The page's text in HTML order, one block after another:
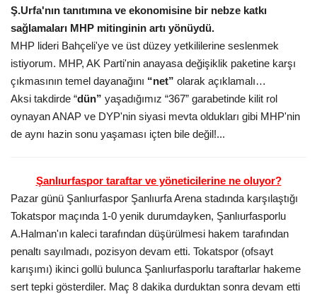
Ş.Urfa'nın tanıtımına ve ekonomisine bir nebze katkı
sağlamaları MHP mitinginin artı yönüydü.
MHP lideri Bahçeli'ye ve üst düzey yetkililerine seslenmek
istiyorum. MHP, AK Parti'nin anayasa değişiklik paketine karşı
çıkmasının temel dayanağını “net” olarak açıklamalı…
Aksi takdirde “dün” yaşadığımız “367” garabetinde kilit rol
oynayan ANAP ve DYP'nin siyasi mevta oldukları gibi MHP'nin
de aynı hazin sonu yaşaması içten bile değil!...
Şanlıurfaspor taraftar ve yöneticilerine ne oluyor?
Pazar günü Şanlıurfaspor Şanlıurfa Arena stadında karşılaştığı
Tokatspor maçında 1-0 yenik durumdayken, Şanlıurfasporlu
A.Halman'ın kaleci tarafından düşürülmesi hakem tarafından
penaltı sayılmadı, pozisyon devam etti. Tokatspor (ofsayt
karışımı) ikinci gollü bulunca Şanlıurfasporlu taraftarlar hakeme
sert tepki gösterdiler. Maç 8 dakika durduktan sonra devam etti